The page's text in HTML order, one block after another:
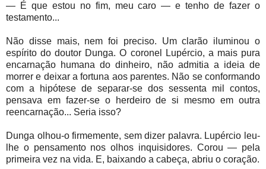
— É que estou no fim, meu caro — e tenho de fazer o
testamento...
Não disse mais, nem foi preciso. Um clarão iluminou o
espírito do doutor Dunga. O coronel Lupércio, a mais pura
encarnação humana do dinheiro, não admitia a ideia de
morrer e deixar a fortuna aos parentes. Não se conformando
com a hipótese de separar-se dos sessenta mil contos,
pensava em fazer-se o herdeiro de si mesmo em outra
reencarnação... Seria isso?
Dunga olhou-o firmemente, sem dizer palavra. Lupércio leu-
lhe o pensamento nos olhos inquisidores. Corou — pela
primeira vez na vida. E, baixando a cabeça, abriu o coração.